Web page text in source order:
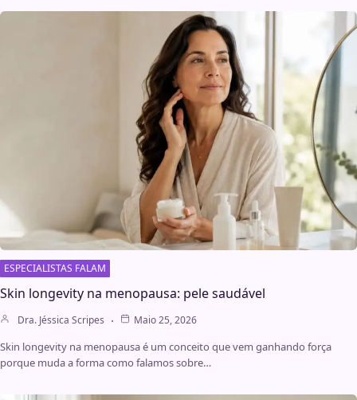
ESPECIALISTAS FALAM
Skin longevity na menopausa: pele saudável
Dra. Jéssica Scripes Maio 25, 2026
Skin longevity na menopausa é um conceito que vem ganhando força
porque muda a forma como falamos sobre…